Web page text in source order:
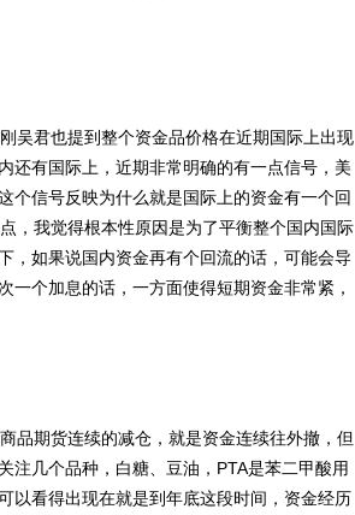
吴君也提到整个资金品价格在近期国际上出现
还有国际上，近期非常明确的有一点信号，美
个信号反映为什么就是国际上的资金有一个回
，我觉得根本性原因是为了平衡整个国内国际
，如果说国内资金再有个回流的话，可能会导
个加息的话，一方面使得短期资金非常紧，
品期货连续的减仓，就是资金连续往外撤，但
注几个品种，白糖、豆油，PTA是苯二甲酸用
以看得出现在就是到年底这段时间，资金经历